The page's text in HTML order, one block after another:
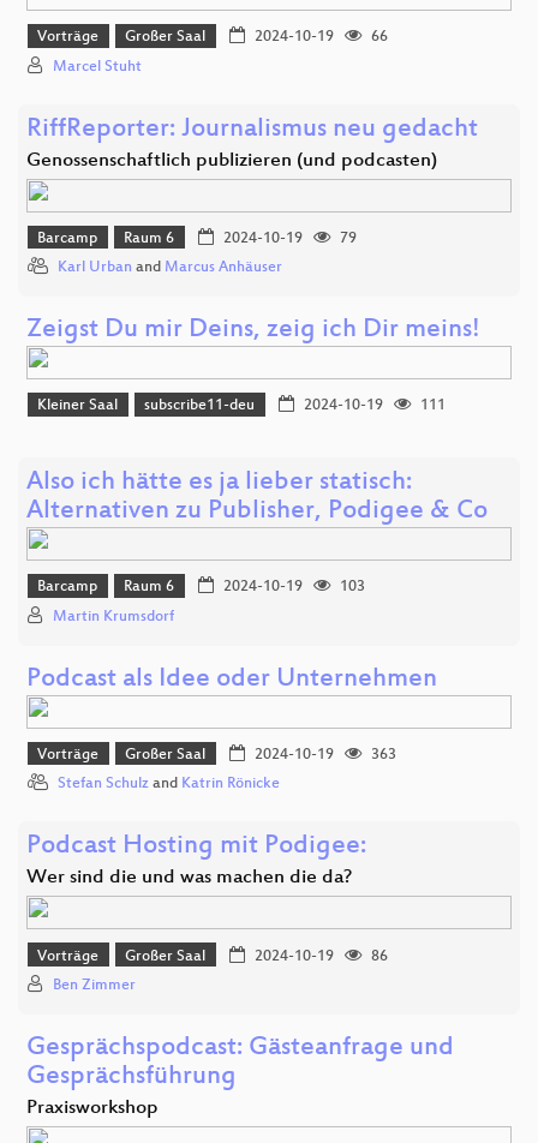
Vorträge Großer Saal 2024-10-19
66
Marcel Stuht
RiffReporter: Journalismus neu gedacht
Genossenschaftlich publizieren (und podcasten)
Barcamp Raum 6 2024-10-19
79
Karl Urban and Marcus Anhäuser
Zeigst Du mir Deins, zeig ich Dir meins!
Kleiner Saal subscribe11-deu 2024-10-19 111
Also ich hätte es ja lieber statisch:
Alternativen zu Publisher, Podigee & Co
Barcamp Raum 6 2024-10-19
103
Martin Krumsdorf
Podcast als Idee oder Unternehmen
Vorträge Großer Saal 2024-10-19
363
Stefan Schulz and Katrin Rönicke
Podcast Hosting mit Podigee:
Wer sind die und was machen die da?
Vorträge Großer Saal 2024-10-19
86
Ben Zimmer
Gesprächspodcast: Gästeanfrage und
Gesprächsführung
Praxisworkshop